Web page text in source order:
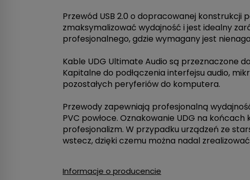
Przewód USB 2.0 o dopracowanej
zmaksymalizować wydajność i jest idealny
profesjonalnego, gdzie wymagany jest
Kable UDG Ultimate Audio są przeznaczone
Kapitalne do podłączenia interfejsu audio,
pozostałych peryferiów do komputera.
Przewody zapewniają profesjonalną
PVC powłoce. Oznakowanie UDG na
profesjonalizm. W przypadku urządzeń ze
wstecz, dzięki czemu można nadal
Informacje o producencie